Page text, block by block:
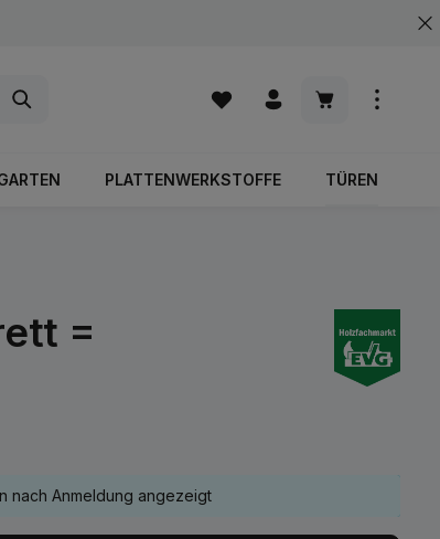
Warenkorb
PLATTENWERKSTOFFE TÜREN
=
nach Anmeldung angezeigt